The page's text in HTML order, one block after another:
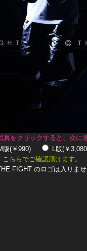
真をクリックすると、次に
版(￥990)
L版(￥
ちらでご確認頂けます。
FIGHT のロゴは入りませ